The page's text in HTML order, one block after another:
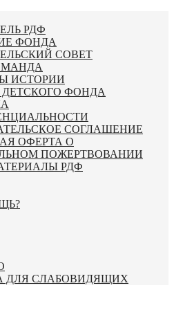
РДФ
ФОНДА
СОВЕТ
ИСТОРИИ
ФОНДА
СОГЛАШЕНИЕ
ОФЕРТА О
ПОЖЕРТВОВАНИИ
РДФ
ДЛЯ СЛАБОВИДЯЩИХ